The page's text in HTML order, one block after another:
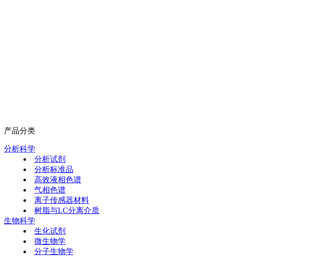
产品分类
分析科学
分析试剂
分析标准品
高效液相色谱
气相色谱
离子传感器材料
树脂与LC分离介质
生物科学
生化试剂
微生物学
分子生物学